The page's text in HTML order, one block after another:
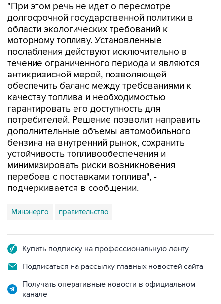
"При этом речь не идет о пересмотре
долгосрочной государственной политики в
области экологических требований к
моторному топливу. Установленные
послабления действуют исключительно в
течение ограниченного периода и являются
антикризисной мерой, позволяющей
обеспечить баланс между требованиями к
качеству топлива и необходимостью
гарантировать его доступность для
потребителей. Решение позволит направить
дополнительные объемы автомобильного
бензина на внутренний рынок, сохранить
устойчивость топливообеспечения и
минимизировать риски возникновения
перебоев с поставками топлива", -
подчеркивается в сообщении.
Минэнерго правительство
Купить подписку на профессиональную ленту
Подписаться на рассылку главных новостей сайта
Получать оперативные новости в официальном
канале